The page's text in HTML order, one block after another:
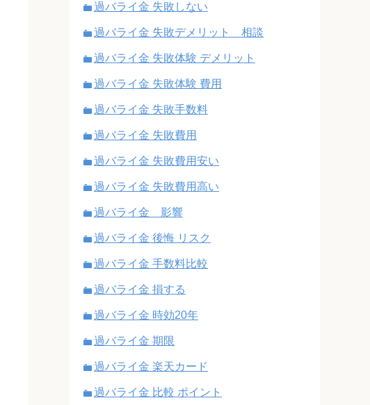
過バライ金 失敗しない
過バライ金 失敗デメリット 相談
過バライ金 失敗体験 デメリット
過バライ金 失敗体験 費用
過バライ金 失敗手数料
過バライ金 失敗費用
過バライ金 失敗費用安い
過バライ金 失敗費用高い
過バライ金 影響
過バライ金 後悔 リスク
過バライ金 手数料比較
過バライ金 損する
過バライ金 時効20年
過バライ金 期限
過バライ金 楽天カード
過バライ金 比較 ポイント